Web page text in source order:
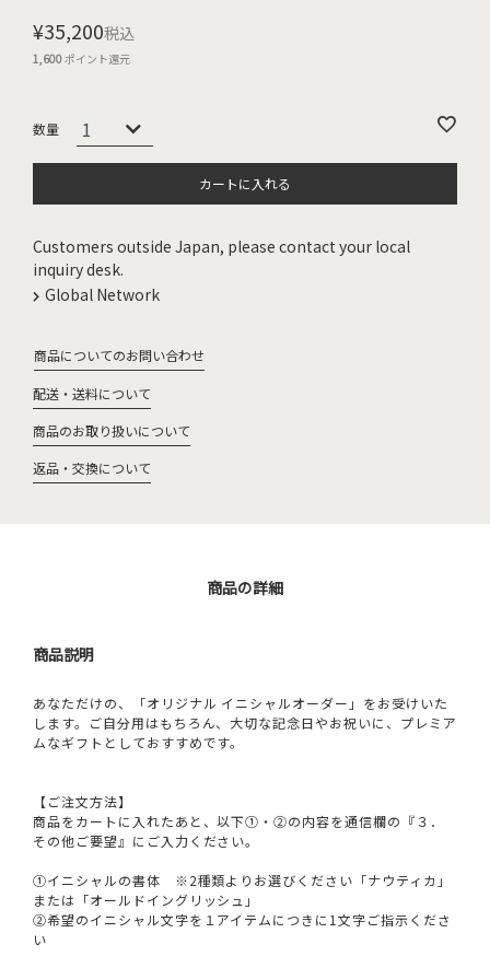
¥35,200税込
1,600ポイント還元
カートに入れる
Customers outside Japan, please contact your local
inquiry desk.
Global Network
商品についてのお問い合わせ
配送・送料について
商品のお取り扱いについて
返品・交換について
商品の詳細
商品説明
あなただけの、「オリジナル イニシャルオーダー」をお受けいた
します。ご自分用はもちろん、大切な記念日やお祝いに、プレミア
ムなギフトとしておすすめです。
【ご注文方法】
商品をカートに入れたあと、以下①・②の内容を通信欄の『３．
その他ご要望』にご入力ください。
①イニシャルの書体 ※2種類よりお選びください「ナウティカ」
または「オールドイングリッシュ」
②希望のイニシャル文字を１アイテムにつきに1文字ご指示くださ
い